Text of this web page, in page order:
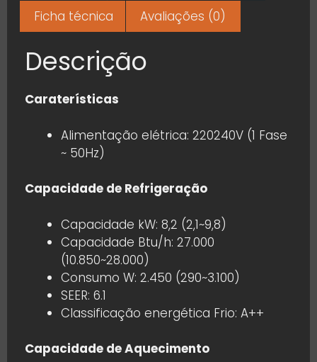
Ficha técnica
Avaliações (0)
Descrição
Caraterísticas
Alimentação elétrica: 220240V (1 Fase
~ 50Hz)
Capacidade de Refrigeração
Capacidade kW: 8,2 (2,1~9,8)
Capacidade Btu/h: 27.000
(10.850~28.000)
Consumo W: 2.450 (290~3.100)
SEER: 6.1
Classificação energética Frio: A++
Capacidade de Aquecimento